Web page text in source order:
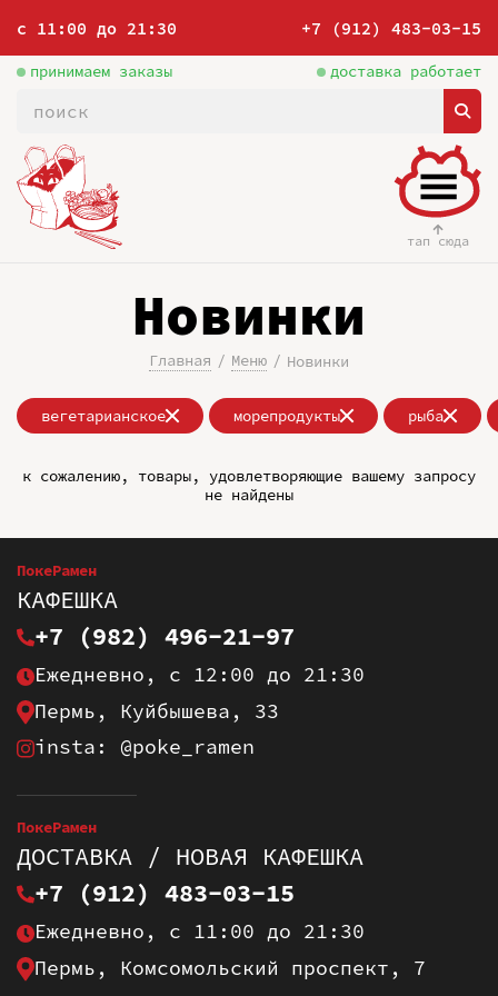
с 11:00 до 21:30 +7 (912) 483-03-15
принимаем заказы доставка работает
тап сюда
Новинки
Главная Меню Новинки
вегетарианское морепродукты рыба
к сожалению, товары, удовлетворяющие вашему запросу
не найдены
ПокеРамен
КАФЕШКА
+7 (982) 496-21-97
Ежедневно, с 12:00 до 21:30
Пермь, Куйбышева, 33
insta: @poke_ramen
ПокеРамен
ДОСТАВКА / НОВАЯ КАФЕШКА
+7 (912) 483-03-15
Ежедневно, с 11:00 до 21:30
Пермь, Комсомольский проспект, 7